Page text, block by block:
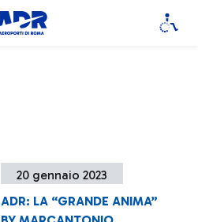
20 gennaio 2023
ADR: LA “GRANDE ANIMA”